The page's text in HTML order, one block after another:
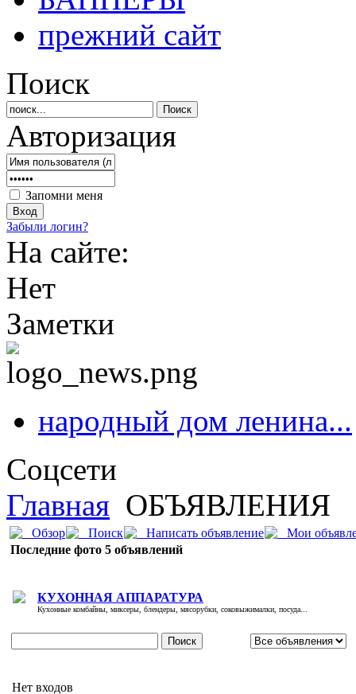
прежний сайт
Поиск
Авторизация
Запомни меня
Забыли логин?
На сайте:
Нет
Заметки
народный дом ленина...
Соцсети
Главная ОБЪЯВЛЕНИЯ
Обзор Поиск Нaпиcaть oбъявлeниe
Мои
Последние фото 5 объявлений
КУХОННАЯ АППАРАТУРА
Кухонные комбайны, миксеры, блендеры, мясорубки, соковыжималки, посуда...
Нет входов